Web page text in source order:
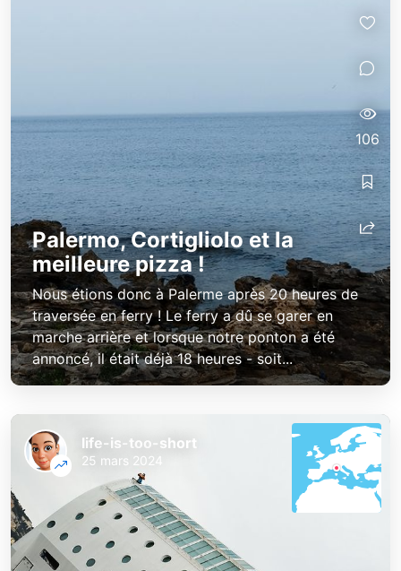
life-is-too-short
life-is-too-short
Palermo, Cortigliolo et la
meilleure pizza !
Nous étions donc à Palerme après 20 heures de
traversée en ferry ! Le ferry a dû se garer en
marche arrière et lorsque notre ponton a été
annoncé, il était déjà 18 heures - soit...
106
life-is-too-short
25 mars 2024